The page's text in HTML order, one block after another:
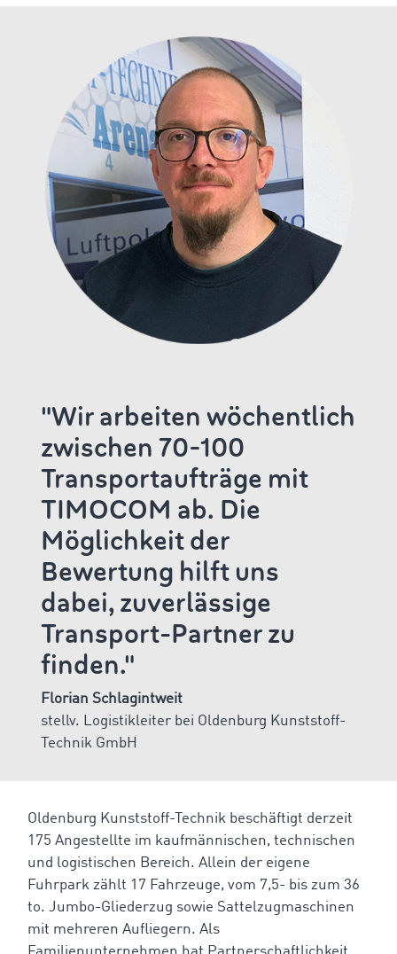
"Wir arbeiten wöchentlich
zwischen 70-100
Transportaufträge mit
TIMOCOM ab. Die
Möglichkeit der
Bewertung hilft uns
dabei, zuverlässige
Transport-Partner zu
finden."
Florian Schlagintweit
stellv. Logistikleiter bei Oldenburg Kunststoff-
Technik GmbH
Oldenburg Kunststoff-Technik beschäftigt derzeit
175 Angestellte im kaufmännischen, technischen
und logistischen Bereich. Allein der eigene
Fuhrpark zählt 17 Fahrzeuge, vom 7,5- bis zum 36
to. Jumbo-Gliederzug sowie Sattelzugmaschinen
mit mehreren Aufliegern. Als